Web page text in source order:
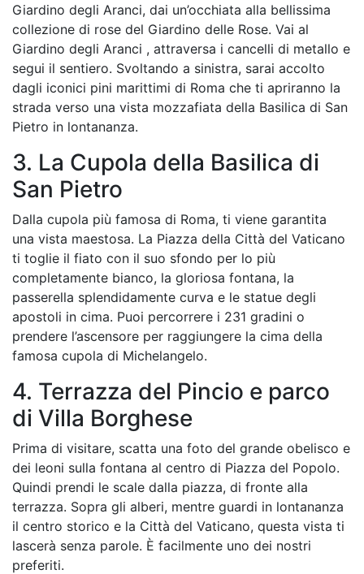
Giardino degli Aranci, dai un’occhiata alla bellissima
collezione di rose del Giardino delle Rose. Vai al
Giardino degli Aranci , attraversa i cancelli di metallo e
segui il sentiero. Svoltando a sinistra, sarai accolto
dagli iconici pini marittimi di Roma che ti apriranno la
strada verso una vista mozzafiata della Basilica di San
Pietro in lontananza.
3. La Cupola della Basilica di
San Pietro
Dalla cupola più famosa di Roma, ti viene garantita
una vista maestosa. La Piazza della Città del Vaticano
ti toglie il fiato con il suo sfondo per lo più
completamente bianco, la gloriosa fontana, la
passerella splendidamente curva e le statue degli
apostoli in cima. Puoi percorrere i 231 gradini o
prendere l’ascensore per raggiungere la cima della
famosa cupola di Michelangelo.
4. Terrazza del Pincio e parco
di Villa Borghese
Prima di visitare, scatta una foto del grande obelisco e
dei leoni sulla fontana al centro di Piazza del Popolo.
Quindi prendi le scale dalla piazza, di fronte alla
terrazza. Sopra gli alberi, mentre guardi in lontananza
il centro storico e la Città del Vaticano, questa vista ti
lascerà senza parole. È facilmente uno dei nostri
preferiti.